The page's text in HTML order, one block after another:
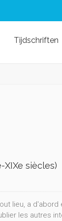
Tijdschriften
siècles)
lieu, a
les autres